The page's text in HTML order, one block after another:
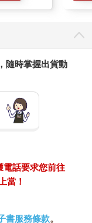
科學家與哲學家一
視覺可以辨別出高
：就只是把食物和
）寫道，味覺
子」的各種粗糙或
的所在位置，而思
食物會直接送進肚
肚子不會聽命於理
了保持頭腦清楚以
看法。德國哲學家
以支配味道，就像
隨時掌握出貨動
電話要求您前往
當！
書服務條款。